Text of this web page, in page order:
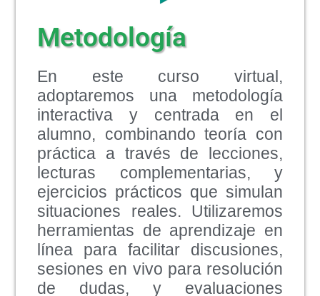
Metodología
En este curso virtual,
adoptaremos una metodología
interactiva y centrada en el
alumno, combinando teoría con
práctica a través de lecciones,
lecturas complementarias, y
ejercicios prácticos que simulan
situaciones reales. Utilizaremos
herramientas de aprendizaje en
línea para facilitar discusiones,
sesiones en vivo para resolución
de dudas, y evaluaciones